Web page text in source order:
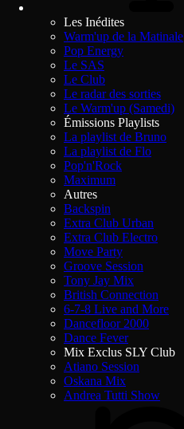
Les Inédites
Warm'up de la Matinale
Pop Energy
Le SAS
Le Club
Le radar des sorties
Le Warm'up (Samedi)
Émissions Playlists
La playlist de Bruno
La playlist de Flo
Pop'n'Rock
Maximum
Autres
Backspin
Extra Club Urban
Extra Club Electro
Move Party
Groove Session
Tony Jay Mix
British Connection
6-7-8 Live and More
Dancefloor 2000
Dance Fever
Mix Exclus SLY Club
Atiano Session
Oskana Mix
Andrea Tutti Show